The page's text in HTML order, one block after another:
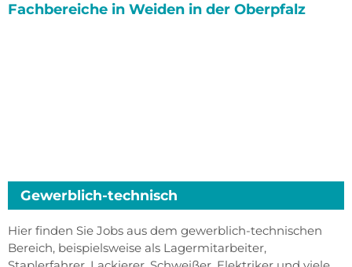
Fachbereiche in Weiden in der Oberpfalz
Gewerblich-technisch
Hier finden Sie Jobs aus dem gewerblich-technischen
Bereich, beispielsweise als Lagermitarbeiter,